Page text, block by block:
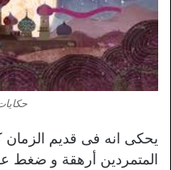
يحكى انه فى قديم
المتمردين أرهقة و ضغط